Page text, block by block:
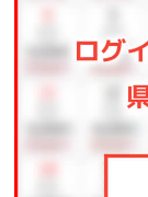
【営業時間】
9：00～18：00
【ご案内】
・チェックイ